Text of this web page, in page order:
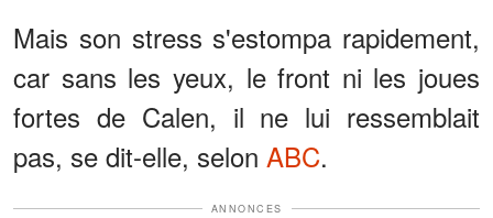
Mais son stress s'estompa rapidement,
car sans les yeux, le front ni les joues
fortes de Calen, il ne lui ressemblait
pas, se dit-elle, selon ABC.
ANNONCES